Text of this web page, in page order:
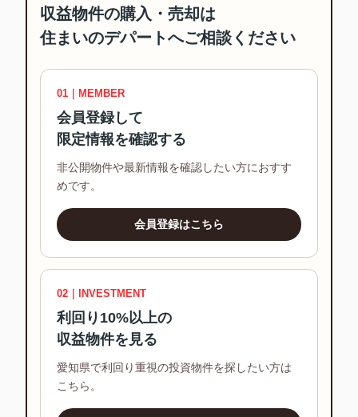
収益物件の購入・売却は
住まいのデパートへご相談ください
01｜MEMBER
会員登録して
限定情報を確認する
非公開物件や最新情報を確認したい方におすす
めです。
会員登録はこちら
02｜INVESTMENT
利回り10%以上の
収益物件を見る
愛知県で利回り重視の投資物件を探したい方は
こちら。